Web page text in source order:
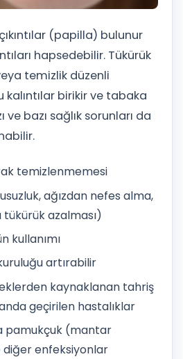
(papilla) bulunur
hapsedebilir. Tükürük
temizlik düzenli
kalıntılar birikir ve tabaka
bazı sağlık sorunları da
temizlenmemesi
ağızdan nefes alma,
tükürük azalması)
kullanımı
artırabilir
kaynaklanan tahriş
geçirilen hastalıklar
pamukçuk (mantar
enfeksiyonlar